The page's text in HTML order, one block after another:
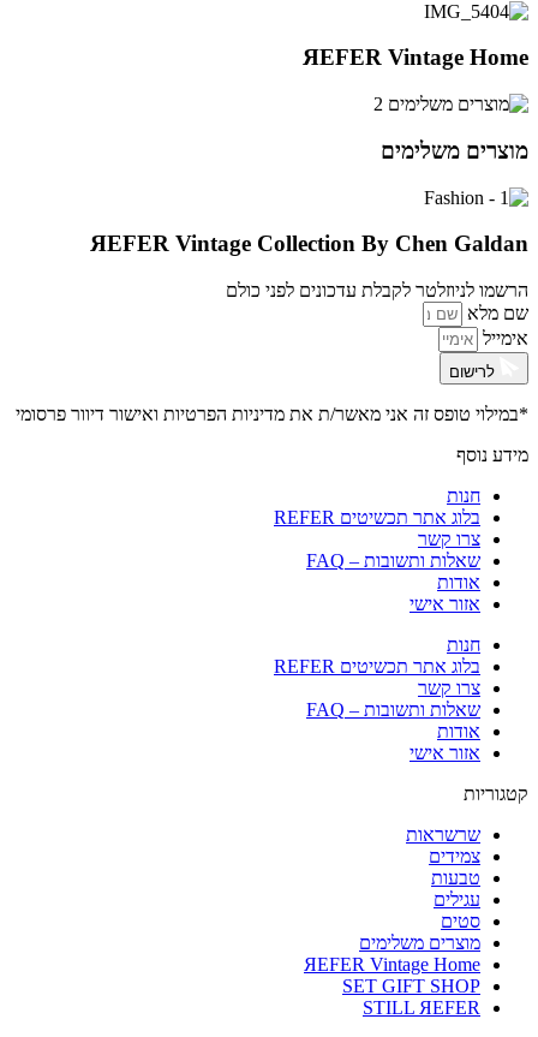
ЯEFER Vintage Home
מוצרים משלימים
ЯEFER Vintage Collection By Chen Galdan
הרשמו לניוזלטר לקבלת עדכונים לפני כולם
שם מלא
אימייל
לרישום
*במילוי טופס זה אני מאשר/ת את מדיניות הפרטיות ואישור דיוור פרסומי
מידע נוסף
חנות
בלוג אתר תכשיטים REFER
צרו קשר
שאלות ותשובות – FAQ
אודות
אזור אישי
חנות
בלוג אתר תכשיטים REFER
צרו קשר
שאלות ותשובות – FAQ
אודות
אזור אישי
קטגוריות
שרשראות
צמידים
טבעות
עגילים
סטים
מוצרים משלימים
ЯEFER Vintage Home
SET GIFT SHOP
STILL ЯEFER